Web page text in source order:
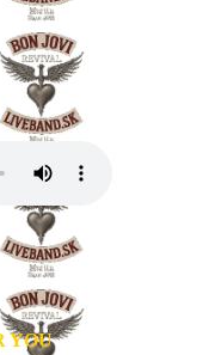
YOU